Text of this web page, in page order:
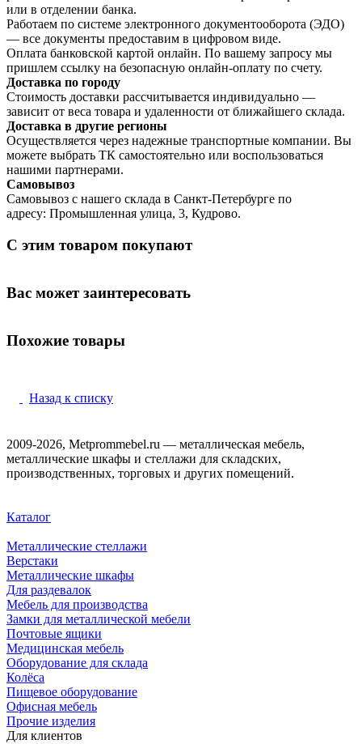
или в отделении банка.
Работаем по системе электронного документооборота (ЭДО)
— все документы предоставим в цифровом виде.
Оплата банковской картой онлайн. По вашему запросу мы
пришлем ссылку на безопасную онлайн-оплату по счету.
Доставка по городу
Стоимость доставки рассчитывается индивидуально —
зависит от веса товара и удаленности от ближайшего склада.
Доставка в другие регионы
Осуществляется через надежные транспортные компании. Вы
можете выбрать ТК самостоятельно или воспользоваться
нашими партнерами.
Самовывоз
Самовывоз с нашего склада в Санкт-Петербурге по
адресу: Промышленная улица, 3, Кудрово.
С этим товаром покупают
Вас может заинтересовать
Похожие товары
Назад к списку
2009-2026, Metprommebel.ru — металлическая мебель,
металлические шкафы и стеллажи для складских,
производственных, торговых и других помещений.
Каталог
Металлические стеллажи
Верстаки
Металлические шкафы
Для раздевалок
Мебель для производства
Замки для металлической мебели
Почтовые ящики
Медицинская мебель
Оборудование для склада
Колёса
Пищевое оборудование
Офисная мебель
Прочие изделия
Для клиентов